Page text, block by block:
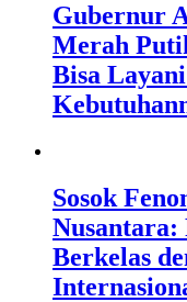
Gubernur
Merah
Bisa
Sosok
Nusantara:
Berkelas